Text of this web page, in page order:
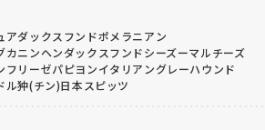
アダックスフンドポメラニアン
カニンヘンダックスフンドシーズーマルチーズ
フリーゼパピヨンイタリアングレーハウンド
ル狆(チン)日本スピッツ